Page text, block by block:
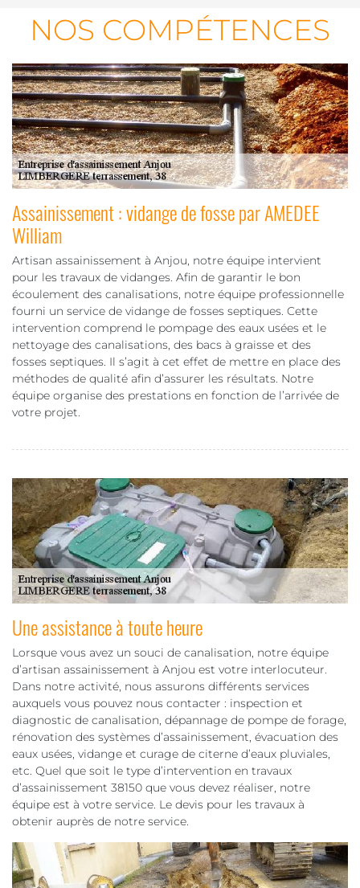
NOS COMPÉTENCES
Assainissement : vidange de fosse par AMEDEE
William
Artisan assainissement à Anjou, notre équipe intervient
pour les travaux de vidanges. Afin de garantir le bon
écoulement des canalisations, notre équipe professionnelle
fourni un service de vidange de fosses septiques. Cette
intervention comprend le pompage des eaux usées et le
nettoyage des canalisations, des bacs à graisse et des
fosses septiques. Il s’agit à cet effet de mettre en place des
méthodes de qualité afin d’assurer les résultats. Notre
équipe organise des prestations en fonction de l’arrivée de
votre projet.
Une assistance à toute heure
Lorsque vous avez un souci de canalisation, notre équipe
d’artisan assainissement à Anjou est votre interlocuteur.
Dans notre activité, nous assurons différents services
auxquels vous pouvez nous contacter : inspection et
diagnostic de canalisation, dépannage de pompe de forage,
rénovation des systèmes d’assainissement, évacuation des
eaux usées, vidange et curage de citerne d’eaux pluviales,
etc. Quel que soit le type d’intervention en travaux
d’assainissement 38150 que vous devez réaliser, notre
équipe est à votre service. Le devis pour les travaux à
obtenir auprès de notre service.